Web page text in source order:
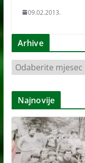
09.02.2013.
Arhive
r
h
v
e
Najnovije